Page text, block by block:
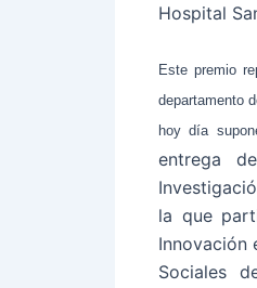
Hospital
Este premio
departamento
hoy día
entrega
la que
Innovación
Sociales